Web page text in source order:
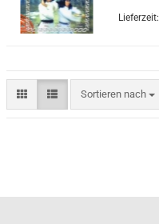
Lieferzeit:
Sortieren nach
Sortieren nach